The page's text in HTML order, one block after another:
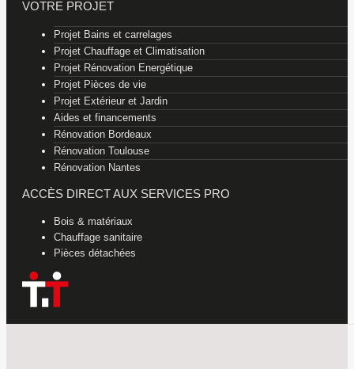
VOTRE PROJET
Projet Bains et carrelages
Projet Chauffage et Climatisation
Projet Rénovation Energétique
Projet Pièces de vie
Projet Extérieur et Jardin
Aides et financements
Rénovation Bordeaux
Rénovation Toulouse
Rénovation Nantes
ACCÈS DIRECT AUX SERVICES PRO
Bois & matériaux
Chauffage sanitaire
Pièces détachées